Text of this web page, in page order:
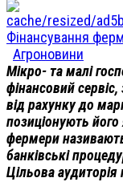
Фінансування
Агроновини
Мікро- та малі
фінансовий
від рахунку до
позиціонують
фермери
банківські
Цільова